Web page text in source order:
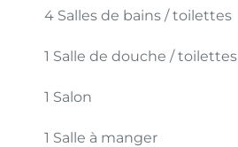
4 Salles de bains / toilettes
1 Salle de douche / toilettes
1 Salon
1 Salle à manger